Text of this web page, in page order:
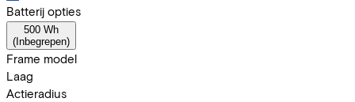
Batterij opties
500 Wh
( Inbegrepen)
Frame model
Laag
Actieradius